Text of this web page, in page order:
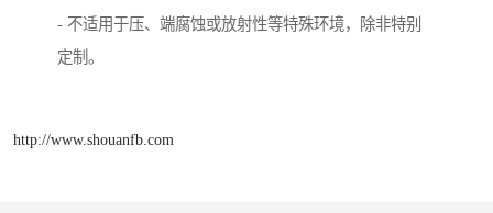
- 不适用于压、端腐蚀或放射性等特殊环境，除非特别
定制。
http://www.shouanfb.com